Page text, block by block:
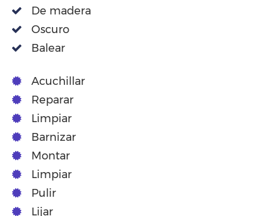
De madera
Oscuro
Balear
Acuchillar
Reparar
Limpiar
Barnizar
Montar
Limpiar
Pulir
Lijar